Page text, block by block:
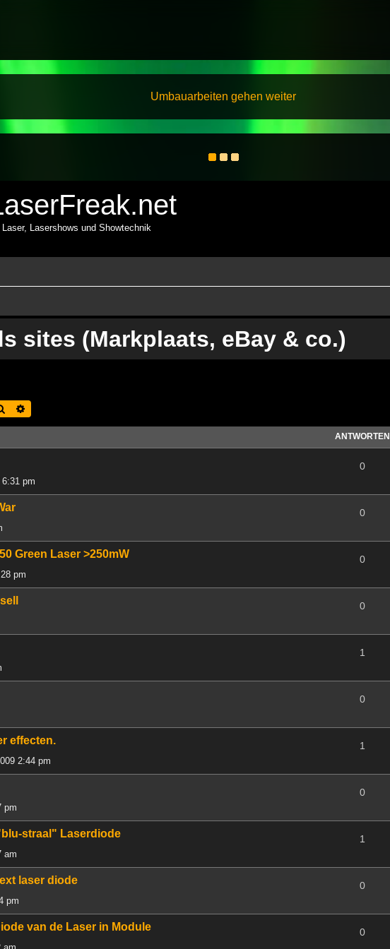
Umbauarbeiten gehen weiter
Lasershows und Showtechnik
sites (Markplaats, eBay & co.)
Suche
ANTWORTEN
pm
0
0
Green Laser >250mW
pm
0
0
1
0
effecten.
2:44 pm
1
pm
0
straal" Laserdiode
am
1
laser diode
pm
0
van de Laser in Module 0